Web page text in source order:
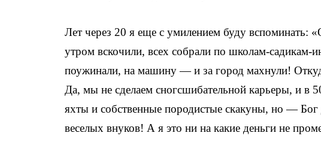
Лет через 20 я еще с умилением буду
утром вскочили, всех собрали по школам-садикам-
поужинали, на машину — и за город махнули!
Да, мы не сделаем сногсшибательной карьеры, и в
яхты и собственные породистые скакуны, но —
веселых внуков! А я это ни на какие деньги не